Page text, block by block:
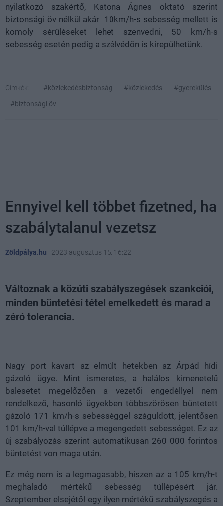
nyilatkozó szakértő, Katona Ágnes oktató szerint
biztonsági öv nélkül akár 10km/h-s sebesség mellett is
komoly sérüléseket lehet szenvedni, 50 km/h-s
sebesség esetén pedig a szélvédőn is kirepülhetünk.
Címkék: #közlekedésbiztonság #közlekedés
#gyerekülés
#biztonsági öv
Ennyivel kell többet fizetned, ha
szabálytalanul vezetsz
Zöldpálya.hu | 2023 augusztus 15. 16:22
Változnak a közúti szabályszegések szankciói,
minden büntetési tétel emelkedett és marad a
zéró tolerancia.
Nagy port kavart az elmúlt hetekben az Árpád hídi
gázoló ügye. Mint ismeretes, a halálos kimenetelű
balesetet megelőzően a vezetői engedéllyel nem
rendelkező, hasonló ügyekben többszörösen büntetett
gázoló 171 km/h-s sebességgel száguldott, jelentősen
101 km/h-val túllépve a megengedett sebességet. Ez az
új szabályozás szerint automatikusan 260 000 forintos
büntetést von maga után.
Ez még nem is a legmagasabb, hiszen az a 105 km/h-t
meghaladó mértékű sebesség túllépésért jár.
Szeptember elsejétől egy ilyen mértékű szabályszegés a